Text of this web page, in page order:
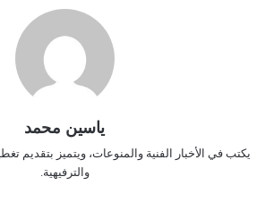
ياسين محمد
يكتب في الأخبار الفنية والمنوعات، ويتميز بتقديم
والترفيهية.